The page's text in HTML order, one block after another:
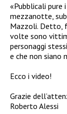
«Pubblicali pure
mezzanotte,
Mazzoli. Detto,
volte sono
personaggi
e che non siano
Ecco i video!
Grazie
Roberto Alessi